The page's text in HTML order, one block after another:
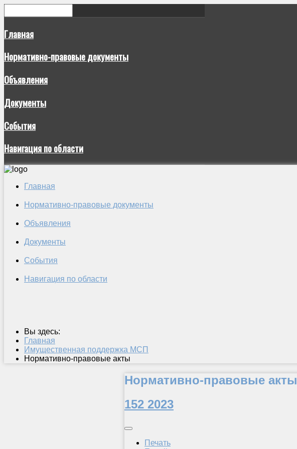
Главная
Нормативно-правовые документы
Объявления
Документы
События
Навигация по области
Главная
Нормативно-правовые документы
Объявления
Документы
События
Навигация по области
Вы здесь:
Главная
Имущественная поддержка МСП
Нормативно-правовые акты
Нормативно-правовые акты
152 2023
Печать